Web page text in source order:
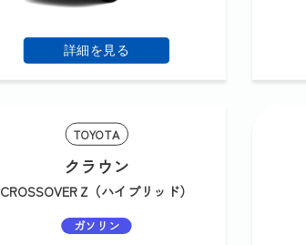
詳細を見る
TOYOTA
クラウン
CROSSOVER Z（ハイブリッド）
ガソリン